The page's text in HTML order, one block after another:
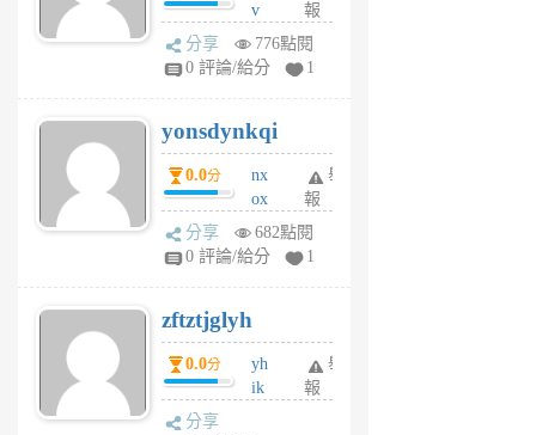
前
v
wt
sv
6
個
月
前
報
分享
776點閱
0 評論/給分
1
yonsdynkqi
0.0分
nx
ox
rh
pe
月
前
舉
報
分享
682點閱
0 評論/給分
1
zftztjglyh
0.0分
yh
ik
舉
報
分享